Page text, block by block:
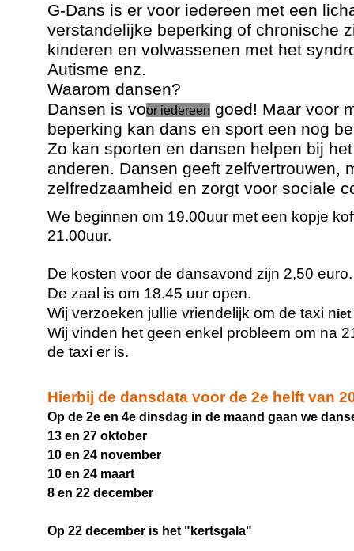
G-Dans is er voor iedereen met een
verstandelijke beperking of chronische
kinderen en volwassenen met het
Autisme enz.
Waarom dansen?
Dansen is voor iedereen goed! Maar voor
beperking kan dans en sport een nog
Zo kan sporten en dansen helpen bij
anderen. Dansen geeft zelfvertrouwen,
zelfredzaamheid en zorgt voor sociale
We beginnen om 19.00uur met een kopje
21.00uur.
De kosten voor de dansavond zijn 2,50 euro.
De zaal is om 18.45 uur open.
Wij verzoeken jullie vriendelijk om de taxi niet
Wij vinden het geen enkel probleem om na
de taxi er is.
Hierbij de dansdata voor de 2e helft van
Op de 2e en 4e dinsdag in de maand gaan we
13 en 27 oktober
10 en 24 november
10 en 24 maart
8 en 22 december
Op 22 december is het "kertsgala"